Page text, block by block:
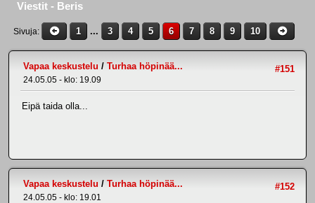
Viestit - Beris
Sivuja 1 ... 3 4 5 6 7 8 9 10
#151
Vapaa keskustelu / Turhaa höpinää...
24.05.05 - klo: 19.09
Eipä taida olla...
#152
Vapaa keskustelu / Turhaa höpinää...
24.05.05 - klo: 19.01